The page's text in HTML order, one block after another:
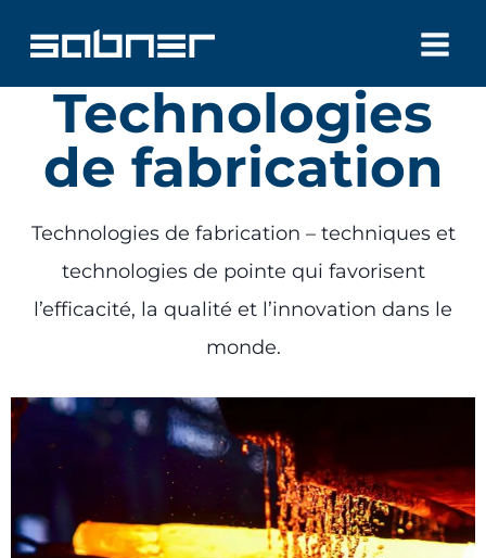
contenuTechnologies
de fabrication
Technologies de fabrication – techniques et
technologies de pointe qui favorisent
l’efficacité, la qualité et l’innovation dans le
monde.